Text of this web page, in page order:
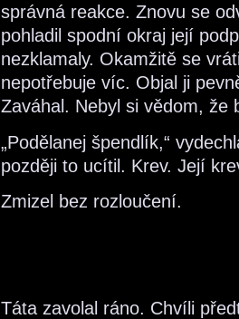
správná reakce. Znovu se
pohladil spodní okraj její
nezklamaly. Okamžitě se
nepotřebuje víc. Objal ji
Zaváhal. Nebyl si vědom, že
„Podělanej špendlík,“
později to ucítil. Krev. Její
Zmizel bez rozloučení.
Táta zavolal ráno. Chvíli